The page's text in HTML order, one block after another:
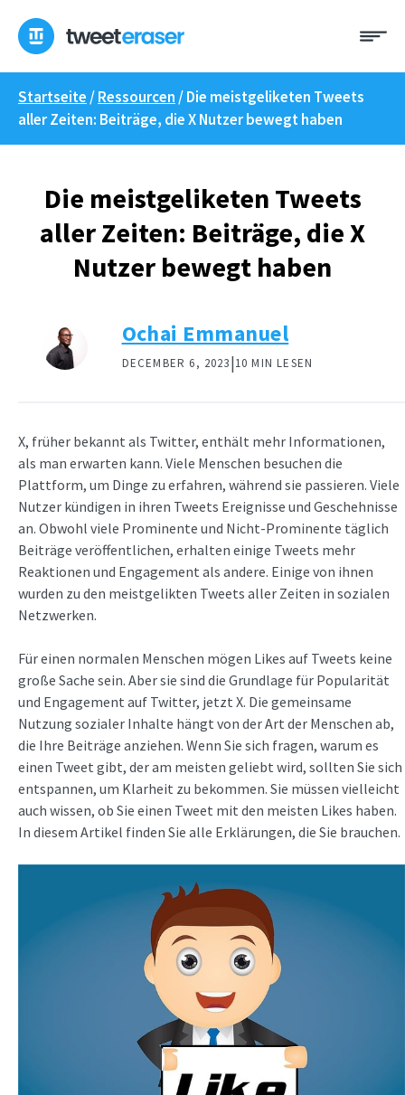
Inhalt
springen
Startseite /Ressourcen /Die meistgeliketen Tweets
aller Zeiten: Beiträge, die X Nutzer bewegt haben
Die meistgeliketen Tweets
aller Zeiten: Beiträge, die X
Nutzer bewegt haben
Ochai Emmanuel
DECEMBER 6, 2023|10 MIN LESEN
X, früher bekannt als Twitter, enthält mehr Informationen,
als man erwarten kann. Viele Menschen besuchen die
Plattform, um Dinge zu erfahren, während sie passieren. Viele
Nutzer kündigen in ihren Tweets Ereignisse und Geschehnisse
an. Obwohl viele Prominente und Nicht-Prominente täglich
Beiträge veröffentlichen, erhalten einige Tweets mehr
Reaktionen und Engagement als andere. Einige von ihnen
wurden zu den meistgelikten Tweets aller Zeiten in sozialen
Netzwerken.
Für einen normalen Menschen mögen Likes auf Tweets keine
große Sache sein. Aber sie sind die Grundlage für Popularität
und Engagement auf Twitter, jetzt X. Die gemeinsame
Nutzung sozialer Inhalte hängt von der Art der Menschen ab,
die Ihre Beiträge anziehen. Wenn Sie sich fragen, warum es
einen Tweet gibt, der am meisten geliebt wird, sollten Sie sich
entspannen, um Klarheit zu bekommen. Sie müssen vielleicht
auch wissen, ob Sie einen Tweet mit den meisten Likes haben.
In diesem Artikel finden Sie alle Erklärungen, die Sie brauchen.